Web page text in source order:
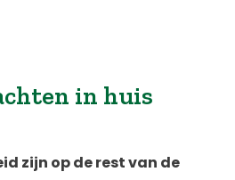
in huis
zijn op de rest van de